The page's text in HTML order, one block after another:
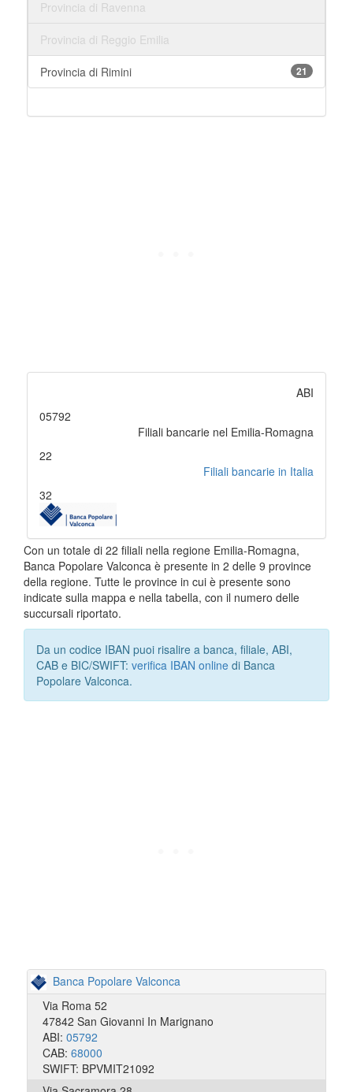
Provincia di Ravenna
Provincia di Reggio Emilia
Provincia di Rimini 21
ABI
05792
Filiali bancarie nel Emilia-Romagna
22
Filiali bancarie in Italia
32
Con un totale di 22 filiali nella regione Emilia-Romagna,
Banca Popolare Valconca è presente in 2 delle 9 province
della regione. Tutte le province in cui è presente sono
indicate sulla mappa e nella tabella, con il numero delle
succursali riportato.
Da un codice IBAN puoi risalire a banca, filiale, ABI,
CAB e BIC/SWIFT: verifica IBAN online di Banca
Popolare Valconca.
Banca Popolare Valconca
Via Roma 52
47842 San Giovanni In Marignano
ABI: 05792
CAB: 68000
SWIFT: BPVMIT21092